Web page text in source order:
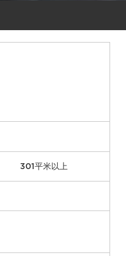
301平米以上